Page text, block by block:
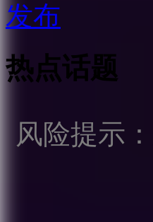
发布
热点话题
风险提示